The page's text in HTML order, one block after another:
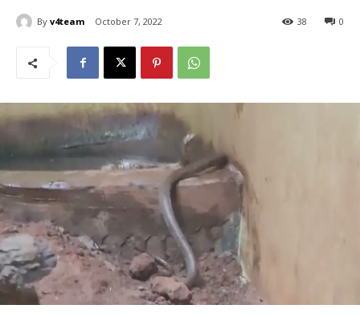
By v4team October 7, 2022 0
38